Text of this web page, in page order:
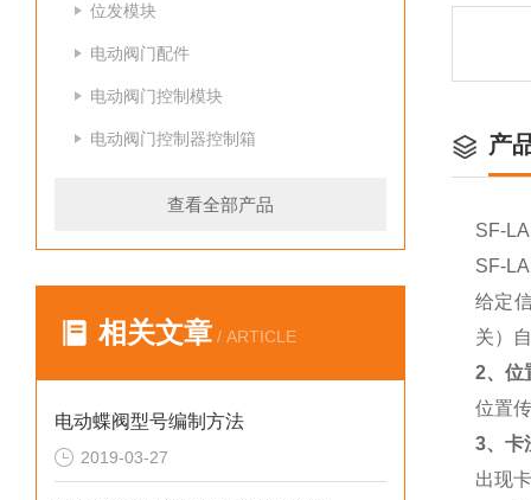
位发模块
电动阀门配件
电动阀门控制模块
电动阀门控制器控制箱
查看全部产品
相关文章 / ARTICLE
电动蝶阀型号编制方法
2019-03-27
产
SF-
SF-
给定
关）
2、位
位置
3、卡
出现